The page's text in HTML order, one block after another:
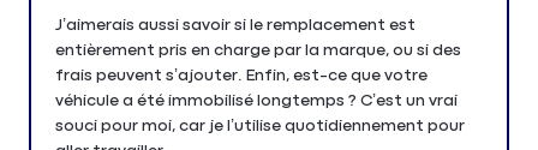
J’aimerais aussi savoir si le remplacement est
entièrement pris en charge par la marque, ou si des
frais peuvent s’ajouter. Enfin, est-ce que votre
véhicule a été immobilisé longtemps ? C’est un vrai
souci pour moi, car je l’utilise quotidiennement pour